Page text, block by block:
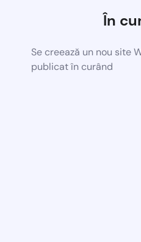
În
Se creează un nou site
publicat în curând